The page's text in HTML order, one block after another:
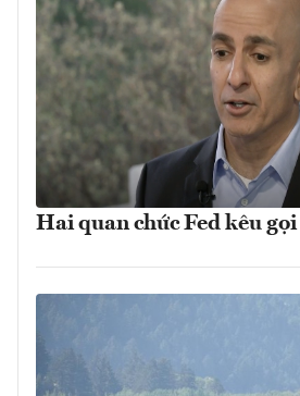
Hai quan chức Fed kêu